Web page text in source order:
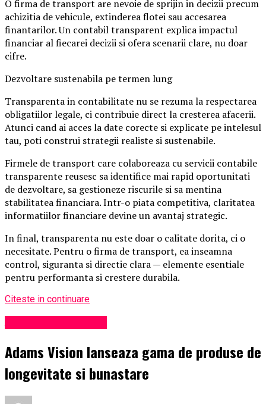
O firma de transport are nevoie de sprijin in decizii precum
achizitia de vehicule, extinderea flotei sau accesarea
finantarilor. Un contabil transparent explica impactul
financiar al fiecarei decizii si ofera scenarii clare, nu doar
cifre.
Dezvoltare sustenabila pe termen lung
Transparenta in contabilitate nu se rezuma la respectarea
obligatiilor legale, ci contribuie direct la cresterea afacerii.
Atunci cand ai acces la date corecte si explicate pe intelesul
tau, poti construi strategii realiste si sustenabile.
Firmele de transport care colaboreaza cu servicii contabile
transparente reusesc sa identifice mai rapid oportunitati
de dezvoltare, sa gestioneze riscurile si sa mentina
stabilitatea financiara. Intr-o piata competitiva, claritatea
informatiilor financiare devine un avantaj strategic.
In final, transparenta nu este doar o calitate dorita, ci o
necesitate. Pentru o firma de transport, ea inseamna
control, siguranta si directie clara — elemente esentiale
pentru performanta si crestere durabila.
Citeste in continuare
Adams Vision lanseaza gama de produse de
longevitate si bunastare